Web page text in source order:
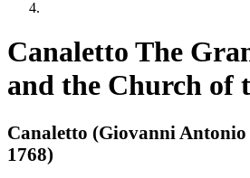
Canaletto The
and the Church of
Canaletto (Giovanni
1768)